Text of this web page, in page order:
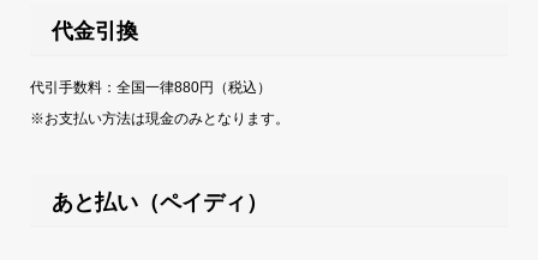
代金引換
代引手数料：全国一律880円（税込）
※お支払い方法は現金のみとなります。
あと払い（ペイディ）